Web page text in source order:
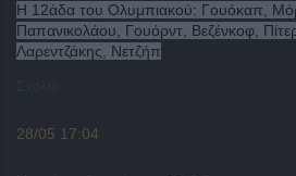
Η 12άδα του Ολυμπιακού: Γουόκαπ,
Παπανικολάου, Γουόρντ, Βεζένκοφ,
Λαρεντζάκης, Νετζήπ
28/05 17:04